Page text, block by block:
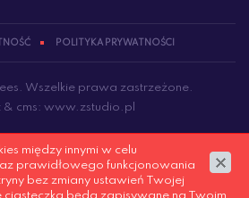
POLITYKA PRYWATNOŚCI
Wszelkie prawa zastrzeżone.
& cms : www.zstudio.pl
między innymi w celu
prawidłowego funkcjonowania
bez zmiany ustawień Twojej